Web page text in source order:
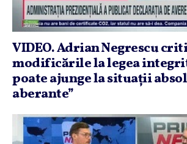
VIDEO. Adrian Negrescu
modificările la legea
poate ajunge la situaţii
aberante”